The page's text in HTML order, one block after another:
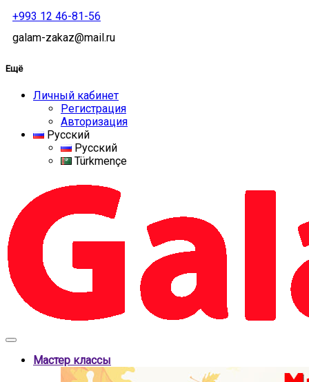
+993 12 46-81-56
galam-zakaz@mail.ru
Ещё
Личный кабинет
Регистрация
Авторизация
Русский
Русский
Türkmençe
Мастер классы